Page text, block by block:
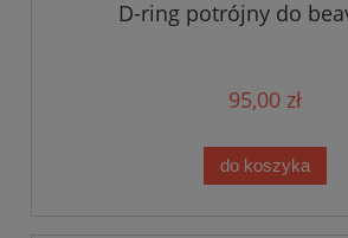
D-ring potrójny do
95,00 zł
do koszyka